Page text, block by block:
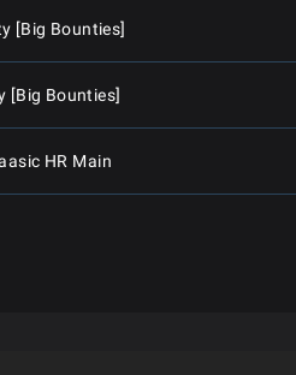
[Big Bounties]
[Big Bounties]
HR Main
Mini Main